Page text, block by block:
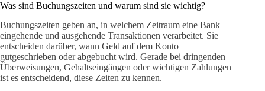
Was sind Buchungszeiten und warum sind sie wichtig?
Buchungszeiten geben an, in welchem Zeitraum eine Bank
eingehende und ausgehende Transaktionen verarbeitet. Sie
entscheiden darüber, wann Geld auf dem Konto
gutgeschrieben oder abgebucht wird. Gerade bei dringenden
Überweisungen, Gehaltseingängen oder wichtigen Zahlungen
ist es entscheidend, diese Zeiten zu kennen.